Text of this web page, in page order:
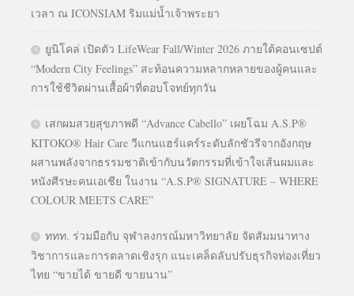
เวลา ณ ICONSIAM ริมแม่น้ำเจ้าพระยา
ยูนิโคล่ เปิดตัว LifeWear Fall/Winter 2026 ภายใต้คอนเซปต์
“Modern City Feelings” สะท้อนความหลากหลายของผู้คนและ
การใช้ชีวิตผ่านเสื้อผ้าที่ตอบโจทย์ทุกวัน
เสกผมสวยสุขภาพดี “Advance Cabello” เผยโฉม A.S.P®
KITOKO® Hair Care วีแกนแฮร์แคร์ระดับลักชัวรีจากอังกฤษ
ผสานพลังจากธรรมชาติเข้ากับนวัตกรรมที่เข้าใจเส้นผมและ
หนังศีรษะคนเอเชีย ในงาน “A.S.P® SIGNATURE – WHERE
COLOUR MEETS CARE”
ททท. ร่วมมือกับ จุฬาลงกรณ์มหาวิทยาลัย จัดสัมมนาทาง
วิชาการและการตลาดเชิงรุก แนะเคล็ดลับปรับธุรกิจท่องเที่ยว
ไทย “ขายได้ ขายดี ขายนาน”